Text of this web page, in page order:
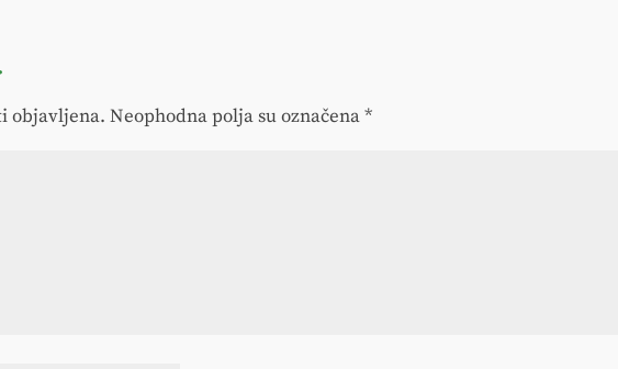
objavljena. Neophodna polja su označena*